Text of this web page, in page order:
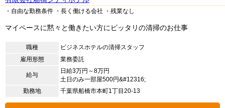
・自由な勤務条件 ・長く働ける会社 ・残業なし
マイペースに黙々と働きたい方にピッタリの清掃のお仕事
職種
ビジネスホテルの清掃スタッフ
雇用形態
業務委託
給与
日給3万円～8万円
土日のみ一部屋500円&#12316;
勤務地
千葉県船橋市本町1丁目20-13